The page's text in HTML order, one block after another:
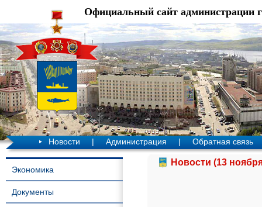
Официальный сайт администрации
Новости | Администрация | Обратная связь
Экономика
Документы
Новости (13